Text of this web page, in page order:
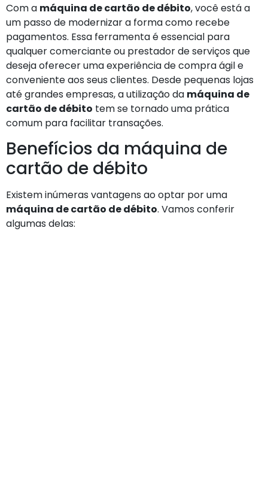
Com a máquina de cartão de débito, você está a
um passo de modernizar a forma como recebe
pagamentos. Essa ferramenta é essencial para
qualquer comerciante ou prestador de serviços que
deseja oferecer uma experiência de compra ágil e
conveniente aos seus clientes. Desde pequenas lojas
até grandes empresas, a utilização da máquina de
cartão de débito tem se tornado uma prática
comum para facilitar transações.
Benefícios da máquina de
cartão de débito
Existem inúmeras vantagens ao optar por uma
máquina de cartão de débito. Vamos conferir
algumas delas: